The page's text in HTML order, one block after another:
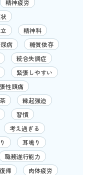
精神疲労
精神科
病
糖質依存
統合失調症
緊張しやすい
性頭痛
縁起強迫
習慣
考え過ぎる
耳鳴り
職務遂行能力
帰
肉体疲労